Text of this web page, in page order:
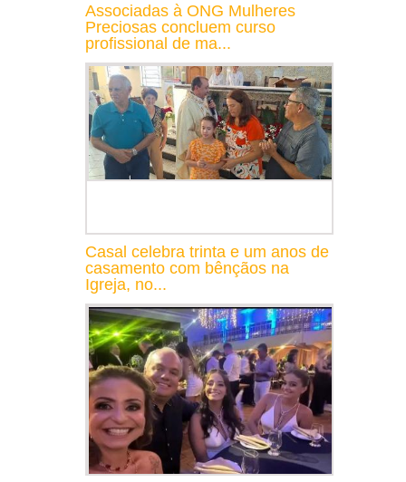
Associadas à ONG Mulheres
Preciosas concluem curso
profissional de ma...
Casal celebra trinta e um anos de
casamento com bênçãos na
Igreja, no...